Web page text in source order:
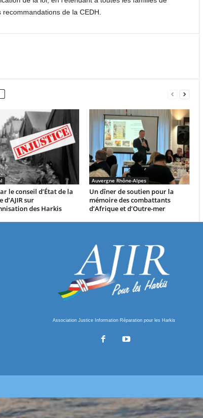
de la CEDH.
le conseil d’État de la
d’AJIR sur
des Harkis
Auvergne Rhône-Alpes
Un dîner de soutien pour la
mémoire des combattants
d’Afrique et d’Outre-mer
Association Justice Information Réparation pour les Harkis